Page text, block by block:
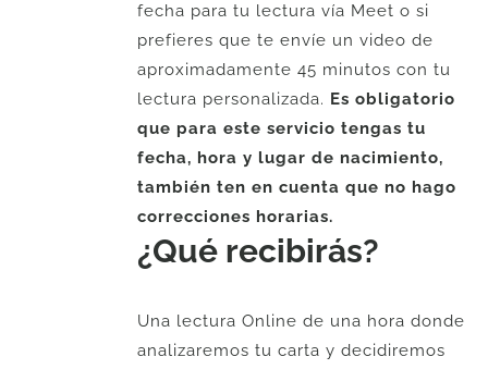
fecha para tu lectura vía Meet o si
prefieres que te envíe un video de
aproximadamente 45 minutos con tu
lectura personalizada. Es obligatorio
que para este servicio tengas tu
fecha, hora y lugar de nacimiento,
también ten en cuenta que no hago
correcciones horarias.
¿Qué recibirás?
Una lectura Online de una hora donde
analizaremos tu carta y decidiremos